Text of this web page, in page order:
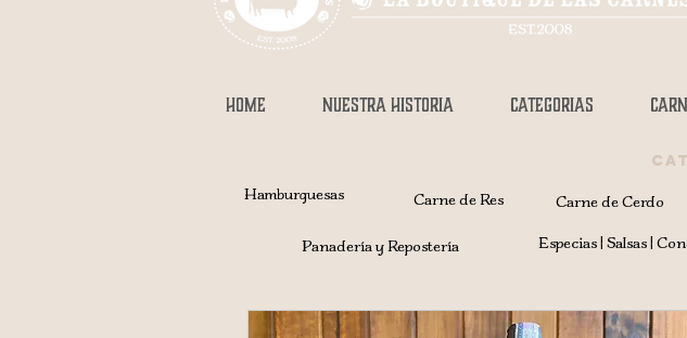
HOME NUESTRA HISTORIA CATEGORIAS
Hamburguesas Carne de Res
Panadería y Repostería
Carne de Cerdo
Especias | Salsas |